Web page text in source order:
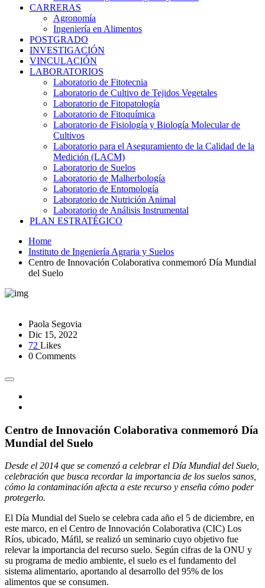
CARRERAS
Agronomía
Ingeniería en Alimentos
POSTGRADO
INVESTIGACIÓN
VINCULACIÓN
LABORATORIOS
Laboratorio de Fitotecnia
Laboratorio de Cultivo de Tejidos Vegetales
Laboratorio de Fitopatología
Laboratorio de Fitoquímica
Laboratorio de Fisiología y Biología Molecular de
Cultivos
Laboratorio para el Aseguramiento de la Calidad de la
Medición (LACM)
Laboratorio de Suelos
Laboratorio de Malherbología
Laboratorio de Entomología
Laboratorio de Nutrición Animal
Laboratorio de Análisis Instrumental
PLAN ESTRATÉGICO
Home
Instituto de Ingeniería Agraria y Suelos
Centro de Innovación Colaborativa conmemoró Día Mundial
del Suelo
Paola Segovia
Dic 15, 2022
72 Likes
0 Comments
Centro de Innovación Colaborativa conmemoró Día
Mundial del Suelo
Desde el 2014 que se comenzó a celebrar el Día Mundial del Suelo,
celebración que busca recordar la importancia de los suelos sanos,
cómo la contaminación afecta a este recurso y enseña cómo poder
protegerlo.
El Día Mundial del Suelo se celebra cada año el 5 de diciembre, en
este marco, en el Centro de Innovación Colaborativa (CIC) Los
Ríos, ubicado, Máfil, se realizó un seminario cuyo objetivo fue
relevar la importancia del recurso suelo. Según cifras de la ONU y
su programa de medio ambiente, el suelo es el fundamento del
sistema alimentario, aportando al desarrollo del 95% de los
alimentos que se consumen.